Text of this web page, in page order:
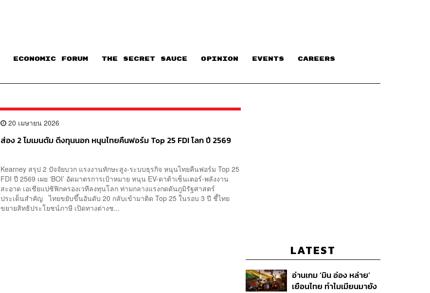
ECONOMIC FORUM THE SECRET SAUCE​ OPINION EVENTS CAREERS
20 เมษายน 2026
ส่อง 2 โมเมนตัม ดึงทุนนอก หนุนไทยคืนฟอร์ม Top 25 FDI โลก ปี 2569
Kearney สรุป 2 ปัจจัยบวก แรงงานทักษะสูง-ระบบธุรกิจ หนุนไทยคืนฟอร์ม Top 25
FDI ปี 2569 เผย ‘BOI’ อัดมาตรการเป้าหมาย หนุน EV-ดาต้าเซ็นเตอร์-พลังงาน
สะอาด เอเชียแปซิฟิกครองเวทีลงทุนโลก ท่ามกลางแรงกดดันภูมิรัฐศาสตร์
ประเด็นสำคัญ ไทยขยับขึ้นอันดับ 20 กลับเข้ามาติด Top 25 ในรอบ 3 ปี ชี้ไทย
ขยายสิทธิประโยชน์ภาษี เปิดทางต่างช...
LATEST
อ่านเกม ‘มิน อ่อง หล่าย’
เยือนไทย ทำไมเมียนมายัง